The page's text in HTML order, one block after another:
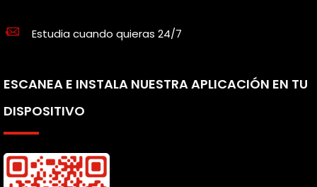
Estudia cuando quieras 24/7
ESCANEA E INSTALA NUESTRA APLICACIÓN EN TU
DISPOSITIVO